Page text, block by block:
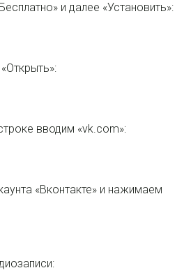
и далее «Установить»:
вводим «vk.com»:
«Вконтакте» и нажимаем